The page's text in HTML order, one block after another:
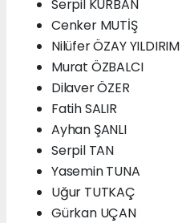
Serpil KURBAN
Cenker MUTİŞ
Nilüfer ÖZAY YILDIRIM
Murat ÖZBALCI
Dilaver ÖZER
Fatih SALIR
Ayhan ŞANLI
Serpil TAN
Yasemin TUNA
Uğur TUTKAÇ
Gürkan UÇAN